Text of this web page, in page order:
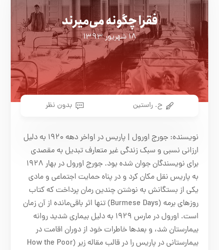
فقرا چگونه می‌میرند
۱۸ شهریور ۱۳۹۳
ح. راستین بدون نظر
نویسنده: جورج اورول | پاریس در اواخر دهه ۱۹۲۰ به دلیل
ارزانی نسبی و سبک زندگی غیر متعارف تبدیل به مقصدی
برای نویسندگان جوان شده بود. جورج اورول در بهار ۱۹۲۸
به پاریس نقل مکان کرد و در پناه حمایت اجتماعی و مادی
یکی از بستگانش به نوشتن چندین رمان پرداخت که کتاب
روزهای برمه (Burmese Days) تنها اثر باقی‌مانده از آن زمان
است. اورول در مارس ۱۹۲۹ به دلیل بیماری شدید روانه
بیمارستان شد، و بعدها خاطرات خود از دوران اقامت در
بیمارستانی در پاریس را در قالب مقاله زیر (How the Poor